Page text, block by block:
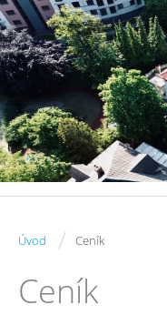
Úvod / Ceník
Ceník